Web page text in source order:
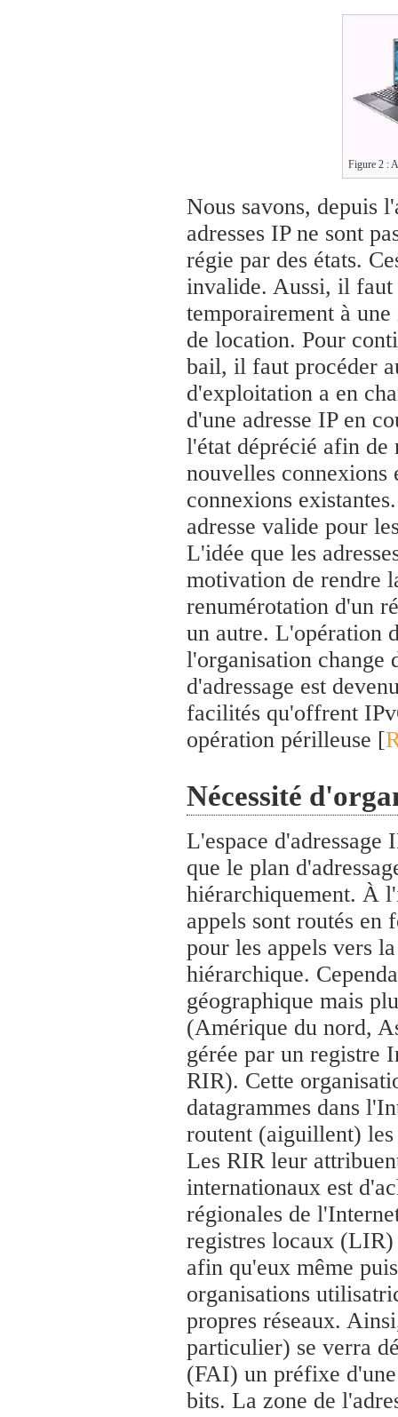
Figure 2 :
Nous savons, depuis
adresses IP ne sont
régie par des états.
invalide. Aussi, il faut
temporairement à
de location. Pour
bail, il faut procéder
d'exploitation a en
d'une adresse IP en
l'état déprécié afin de
nouvelles connexions
connexions
adresse valide pour
L'idée que les
motivation de rendre
renumérotation d'un
un autre. L'opération
l'organisation change
d'adressage est
facilités qu'offrent
opération périlleuse [
Nécessité
L'espace d'adressage
que le plan
hiérarchiquement. À
appels sont routés
pour les appels vers
hiérarchique.
géographique mais
(Amérique du nord,
gérée par un registre
RIR). Cette
datagrammes dans
routent (aiguillent) les
Les RIR leur
internationaux est
régionales de
registres locaux (LIR)
afin qu'eux même
organisations
propres réseaux.
particulier) se verra
(FAI) un préfixe
bits. La zone de